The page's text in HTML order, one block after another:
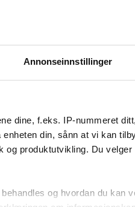
Annonseinnstillinger
dine, f.eks. IP-nummeret
din, sånn at vi kan
produktutvikling. Du
og hvordan du kan
EU-
om å få bli
isfjellet.
for Sverige
på innsiden.
å melde seg inn
ordtaket